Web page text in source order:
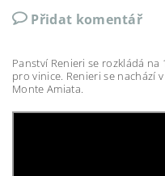
Přidat komentář
Panství Renieri se rozkládá
pro vinice. Renieri se nachází
Monte Amiata.